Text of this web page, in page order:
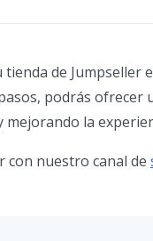
de
podrás ofrecer
la
con nuestro canal de